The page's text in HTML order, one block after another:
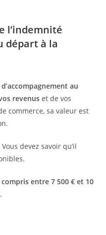
l’indemnité
départ à la
au
revenus et de vos
commerce, sa valeur est
devez savoir qu’il
entre 7 500 € et 10